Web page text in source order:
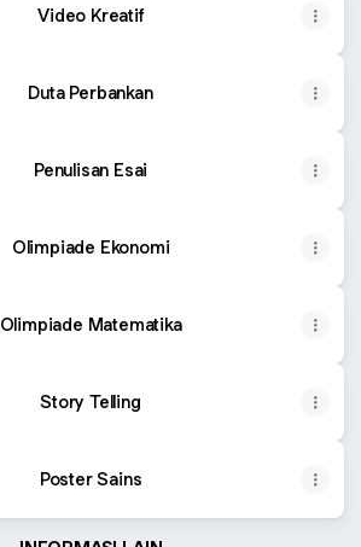
Video Kreatif
Duta Perbankan
Penulisan Esai
Olimpiade Ekonomi
Olimpiade Matematika
Story Telling
Poster Sains